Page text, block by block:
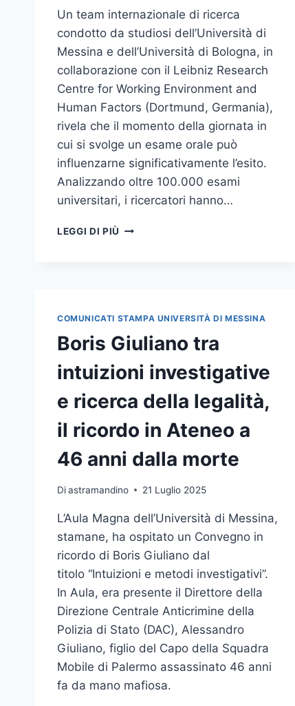
Un team internazionale di ricerca
condotto da studiosi dell’Università di
Messina e dell’Università di Bologna, in
collaborazione con il Leibniz Research
Centre for Working Environment and
Human Factors (Dortmund, Germania),
rivela che il momento della giornata in
cui si svolge un esame orale può
influenzarne significativamente l’esito.
Analizzando oltre 100.000 esami
universitari, i ricercatori hanno…
LEGGI DI PIÙ “ESAMI
PROBABILITÀ
SUPERARE
PROVA
MEZZOGIORNO”, PUBBLICATA
RIVISTA
IN
UNA
COORDINATA
UNIME
COMUNICATI STAMPA UNIVERSITÀ DI MESSINA
Boris Giuliano tra
intuizioni investigative
e ricerca della legalità,
il ricordo in Ateneo a
46 anni dalla morte
Diastramandino 21 Luglio 2025
L’Aula Magna dell’Università di Messina,
stamane, ha ospitato un Convegno in
ricordo di Boris Giuliano dal
titolo “Intuizioni e metodi investigativi”.
In Aula, era presente il Direttore della
Direzione Centrale Anticrimine della
Polizia di Stato (DAC), Alessandro
Giuliano, figlio del Capo della Squadra
Mobile di Palermo assassinato 46 anni
fa da mano mafiosa.